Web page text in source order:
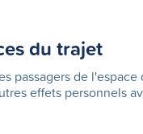
du trajet
passagers de
effets personnels